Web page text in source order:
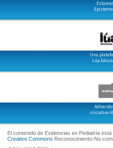
Una
Lúa
iniciativa
El contenido de Evidencias en Pediatría
Creative Commons Reconocimiento-No